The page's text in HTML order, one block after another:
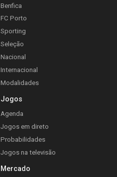
Benfica
FC Porto
Sporting
Seleção
Nacional
Internacional
Modalidades
Jogos
Agenda
Jogos em direto
Probabilidades
Jogos na televisão
Mercado